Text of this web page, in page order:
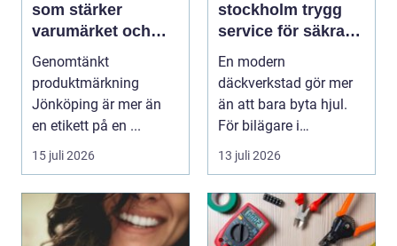
som stärker
varumärket och
förenklar vardagen
Genomtänkt
produktmärkning
Jönköping är mer än
en etikett på en ...
15 juli 2026
stockholm trygg
service för säkra
mil året runt
En modern
däckverkstad gör mer
än att bara byta hjul.
För bilägare i
Stockholm handlar
13 juli 2026